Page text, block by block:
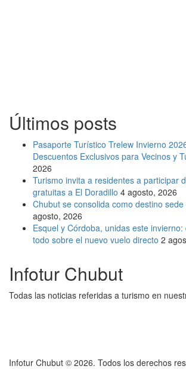
Últimos posts
Pasaporte Turístico Trelew Invierno
Descuentos Exclusivos para Vecinos y
2026
Turismo invita a residentes a participar
gratuitas a El Doradillo 4 agosto, 2026
Chubut se consolida como destino
agosto, 2026
Esquel y Córdoba, unidas este
todo sobre el nuevo vuelo directo 2
Infotur Chubut
Todas las noticias referidas a turismo en
Infotur Chubut © 2026. Todos los derechos